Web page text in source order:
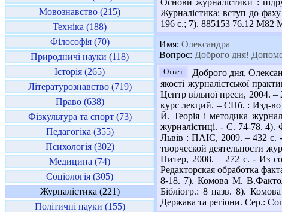
Мовознавство (215)
Техніка (188)
Філософія (70)
Природничі науки (118)
Історія (265)
Літературознавство (719)
Право (638)
Фізкультура та спорт (73)
Педагогіка (355)
Психологія (302)
Медицина (74)
Соціологія (305)
Журналістика (221)
Політичні науки (155)
Основи журналістики :
Журналістика: вступ до
196 с.; 7). 885153 76.12 М82
Имя: Олександра
Вопрос: Доброго дня!
Ответ
Доброго дня,
якості журналістської
Центр вільної преси, 2004.
курс лекций. – СПб. : Изд-
Й. Теорія і методика
журналістиці. - С. 74-78. 4).
Львів : ПАІС, 2009. – 432 с.
творческой деятельности
Питер, 2008. – 272 с. - Из
Редакторская обработка
8-18. 7). Комова М.
Бібліогр.: 8 назв. 8).
Держава та регіони. Сер.: